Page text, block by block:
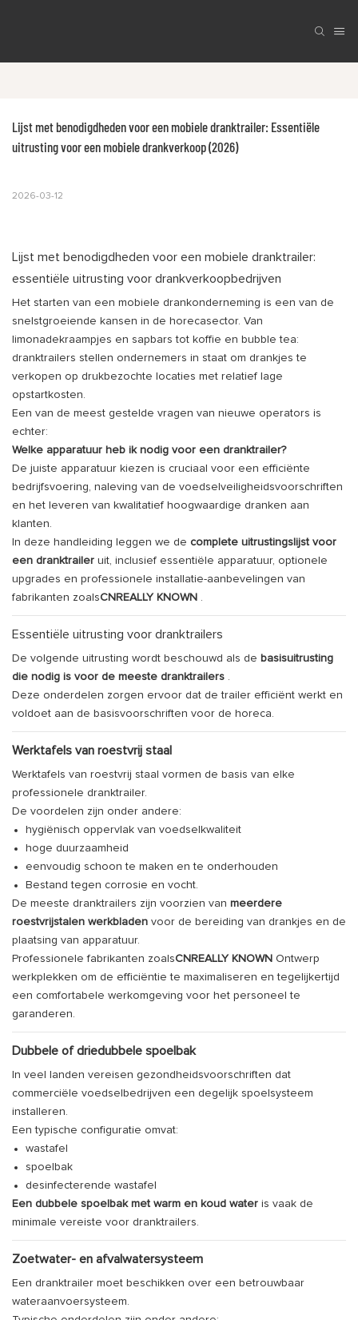
Lijst met benodigdheden voor een mobiele dranktrailer: Essentiële
uitrusting voor een mobiele drankverkoop (2026)
2026-03-12
Lijst met benodigdheden voor een mobiele dranktrailer:
essentiële uitrusting voor drankverkoopbedrijven
Het starten van een mobiele drankonderneming is een van de
snelstgroeiende kansen in de horecasector. Van
limonadekraampjes en sapbars tot koffie en bubble tea:
dranktrailers stellen ondernemers in staat om drankjes te
verkopen op drukbezochte locaties met relatief lage
opstartkosten.
Een van de meest gestelde vragen van nieuwe operators is
echter:
Welke apparatuur heb ik nodig voor een dranktrailer?
De juiste apparatuur kiezen is cruciaal voor een efficiënte
bedrijfsvoering, naleving van de voedselveiligheidsvoorschriften
en het leveren van kwalitatief hoogwaardige dranken aan
klanten.
In deze handleiding leggen we de complete uitrustingslijst voor
een dranktrailer uit, inclusief essentiële apparatuur, optionele
upgrades en professionele installatie-aanbevelingen van
fabrikanten zoalsCNREALLY KNOWN .
Essentiële uitrusting voor dranktrailers
De volgende uitrusting wordt beschouwd als de basisuitrusting
die nodig is voor de meeste dranktrailers .
Deze onderdelen zorgen ervoor dat de trailer efficiënt werkt en
voldoet aan de basisvoorschriften voor de horeca.
Werktafels van roestvrij staal
Werktafels van roestvrij staal vormen de basis van elke
professionele dranktrailer.
De voordelen zijn onder andere:
hygiënisch oppervlak van voedselkwaliteit
hoge duurzaamheid
eenvoudig schoon te maken en te onderhouden
Bestand tegen corrosie en vocht.
De meeste dranktrailers zijn voorzien van meerdere
roestvrijstalen werkbladen voor de bereiding van drankjes en de
plaatsing van apparatuur.
Professionele fabrikanten zoalsCNREALLY KNOWN Ontwerp
werkplekken om de efficiëntie te maximaliseren en tegelijkertijd
een comfortabele werkomgeving voor het personeel te
garanderen.
Dubbele of driedubbele spoelbak
In veel landen vereisen gezondheidsvoorschriften dat
commerciële voedselbedrijven een degelijk spoelsysteem
installeren.
Een typische configuratie omvat:
wastafel
spoelbak
desinfecterende wastafel
Een dubbele spoelbak met warm en koud water is vaak de
minimale vereiste voor dranktrailers.
Zoetwater- en afvalwatersysteem
Een dranktrailer moet beschikken over een betrouwbaar
wateraanvoersysteem.